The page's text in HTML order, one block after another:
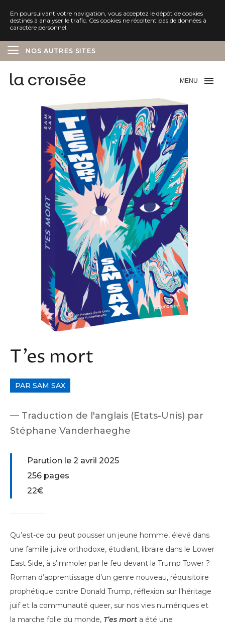
En poursuivant votre navigation, vous acceptez le dépôt de cookies
destinés à analyser le trafic. Ces cookies ne récoltent pas de données à
caractère personnel.
NOS AUTRES SITES
ÉDITIONS DELCOURT
ÉDITIONS MARCHIALY
ÉDITIONS LES AVRILS
MENU
T’es mort
PAR SAM SAX
Traduction de l'anglais (Etats-Unis) par
Stéphane Vanderhaeghe
Parution le 2 avril 2025
256 pages
22€
Qu’est-ce qui peut pousser un jeune homme, élevé dans
une famille juive orthodoxe, étudiant, libraire dans le Lower
East Side, à s’immoler par le feu devant la Trump Tower ?
Roman d’apprentissage d’un genre nouveau, réquisitoire
prophétique contre Donald Trump, réflexion sur l’héritage
juif et la communauté queer, sur nos vies numériques et
la marche folle du monde, T’es mort a été une